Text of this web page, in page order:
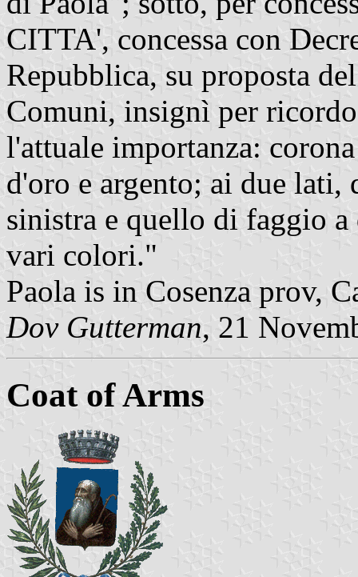
CITTA', concessa con
Repubblica, su proposta
Comuni, insignì per
l'attuale importanza:
d'oro e argento; ai due
sinistra e quello di faggio
vari colori."
Paola is in Cosenza prov,
Dov Gutterman, 21
Coat of Arms